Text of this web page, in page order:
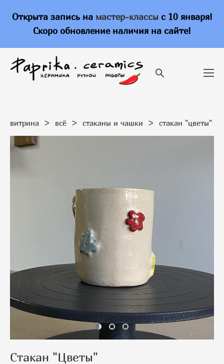
Открыта запись на мастер-классыс 10 января!
Скоро обновление наличия на сайте!
витрина > всё > стаканы и чашки > стакан "цветы"
Стакан "Цветы"